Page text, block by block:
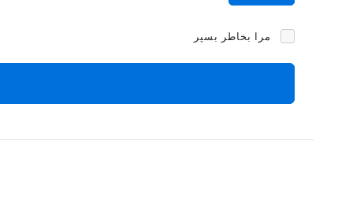
مرا بخاطر بسپر